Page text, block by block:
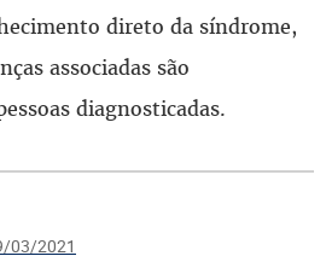
direto da síndrome,
associadas são
diagnosticadas.
03/2021